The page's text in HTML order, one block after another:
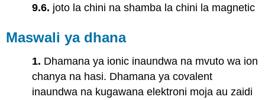
9.6. joto la chini na shamba la chini la magnetic
Maswali ya dhana
1. Dhamana ya ionic inaundwa na mvuto wa ion
chanya na hasi. Dhamana ya covalent
inaundwa na kugawana elektroni moja au zaidi